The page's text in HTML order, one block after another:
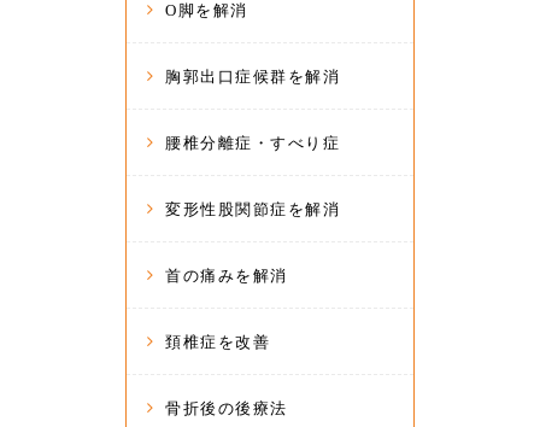
O脚を解消
胸郭出口症候群を解消
腰椎分離症・すべり症
変形性股関節症を解消
首の痛みを解消
頚椎症を改善
骨折後の後療法